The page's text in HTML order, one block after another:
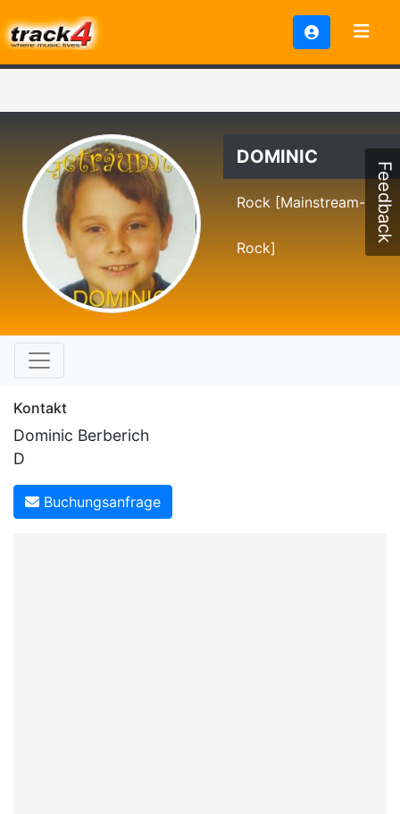
DOMINIC
Rock [Mainstream-
Rock]
Kontakt
Dominic Berberich
D
Buchungsanfrage
Feedback